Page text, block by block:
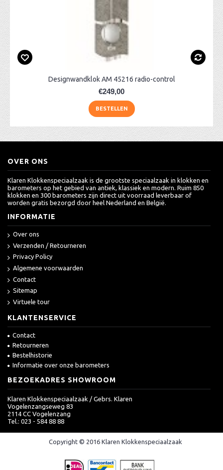
Designwandklok AM 45216 radio-control
€249,00
BESTELLEN
OVER ONS
Klaren Klokkenspeciaalzaak is de grootste speciaalzaak in klokken en
barometers op het gebied van antiek, klassiek en modern. Ruim 850
klokken en 300 barometers zijn direct uit voorraad leverbaar of
worden gratis bezorgd door heel Nederland en België.
INFORMATIE
Over ons
Verzenden / Retourneren
Privacy Policy
Algemene voorwaarden
Contact
Sitemap
Virtuele tour
KLANTENSERVICE
Contact
Retourneren
Bestelhistorie
Informatie over onze barometers
BEZOEKADRES SHOWROOM
Klaren Klokkenspeciaalzaak / Gebrs. Klaren
Vogelenzangseweg 83
2114 CC Vogelenzang
Tel.: 023 - 584 88 88
Copyright © 2016 Klaren Klokkenspeciaalzaak